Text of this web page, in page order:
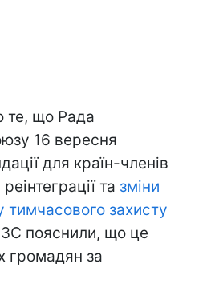
те, що Рада
16 вересня
для країн-членів
та зміни
тимчасового захисту
пояснили, що це
громадян за